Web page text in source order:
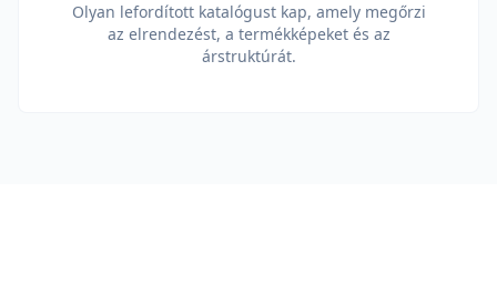
Olyan lefordított katalógust kap, amely megőrzi
az elrendezést, a termékképeket és az
árstruktúrát.